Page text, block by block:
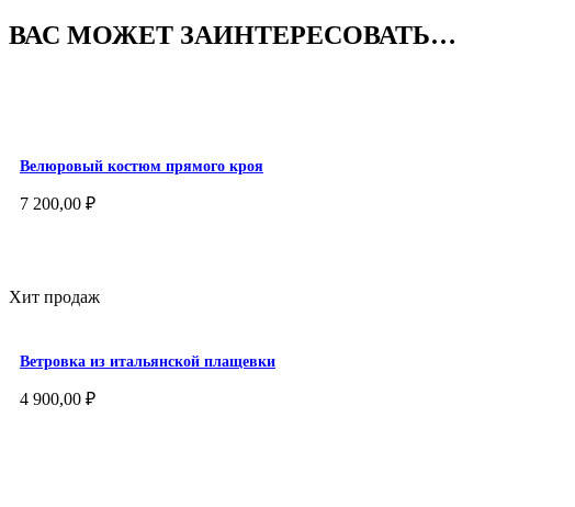
ВАС МОЖЕТ ЗАИНТЕРЕСОВАТЬ…
Велюровый костюм прямого кроя
7 200,00 ₽
Хит продаж
Ветровка из итальянской плащевки
4 900,00 ₽